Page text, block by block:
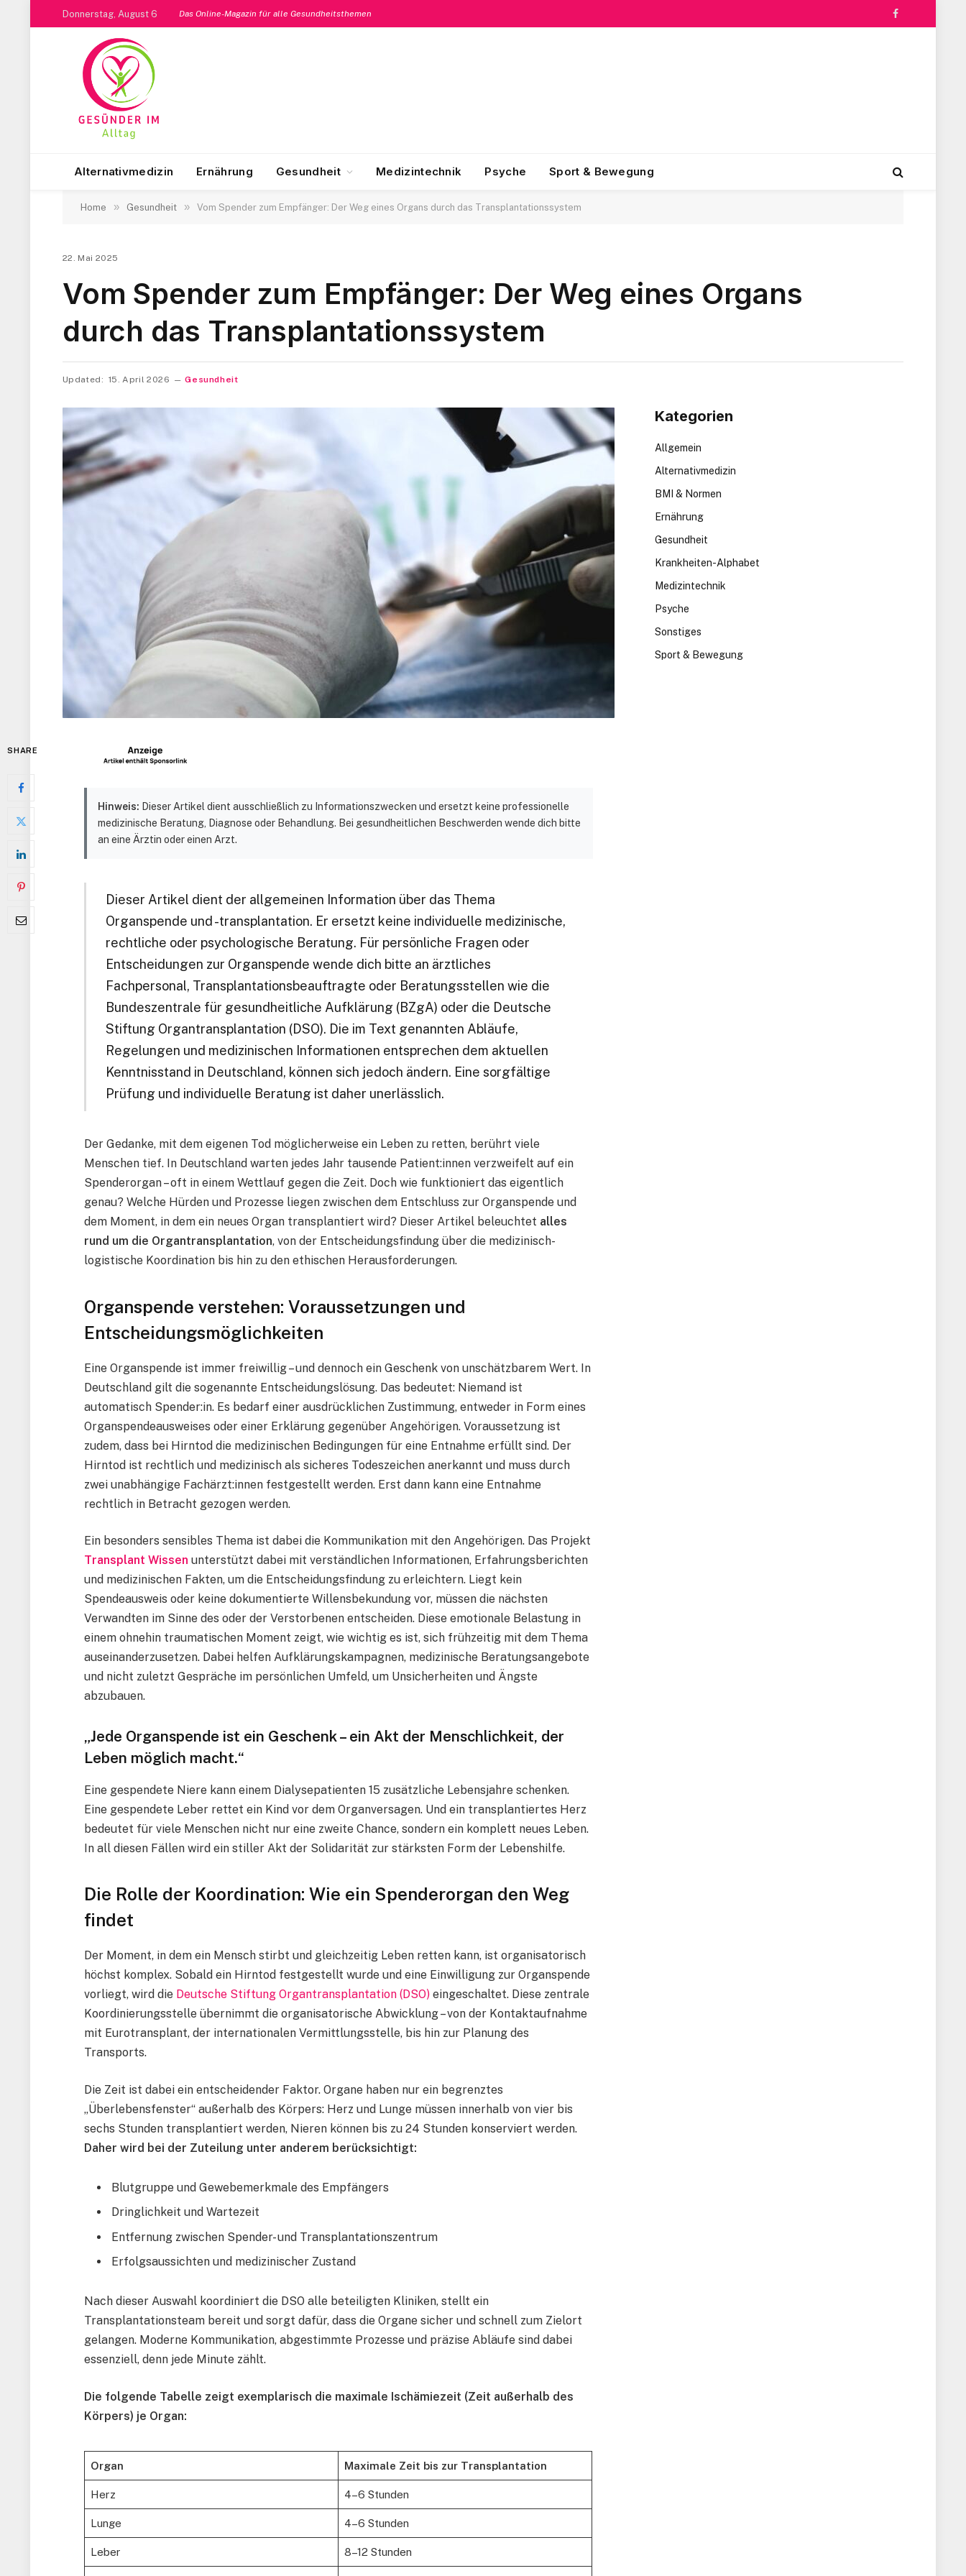
Donnerstag, August 6 Das Online-Magazin für alle Gesundheitsthemen
Facebook
Alternativmedizin Ernährung Gesundheit Medizintechnik Psyche Sport & Bewegung
Home » Gesundheit » Vom Spender zum Empfänger: Der Weg eines Organs durch das Transplantationssystem
22. Mai 2025
Vom Spender zum Empfänger: Der Weg eines Organs
durch das Transplantationssystem
Updated: 15. April 2026 Gesundheit
SHARE
Hinweis: Dieser Artikel dient ausschließlich zu Informationszwecken und ersetzt keine professionelle
medizinische Beratung, Diagnose oder Behandlung. Bei gesundheitlichen Beschwerden wende dich bitte
an eine Ärztin oder einen Arzt.
Dieser Artikel dient der allgemeinen Information über das Thema
Organspende und -transplantation. Er ersetzt keine individuelle medizinische,
rechtliche oder psychologische Beratung. Für persönliche Fragen oder
Entscheidungen zur Organspende wende dich bitte an ärztliches
Fachpersonal, Transplantationsbeauftragte oder Beratungsstellen wie die
Bundeszentrale für gesundheitliche Aufklärung (BZgA) oder die Deutsche
Stiftung Organtransplantation (DSO). Die im Text genannten Abläufe,
Regelungen und medizinischen Informationen entsprechen dem aktuellen
Kenntnisstand in Deutschland, können sich jedoch ändern. Eine sorgfältige
Prüfung und individuelle Beratung ist daher unerlässlich.
Der Gedanke, mit dem eigenen Tod möglicherweise ein Leben zu retten, berührt viele
Menschen tief. In Deutschland warten jedes Jahr tausende Patient:innen verzweifelt auf ein
Spenderorgan – oft in einem Wettlauf gegen die Zeit. Doch wie funktioniert das eigentlich
genau? Welche Hürden und Prozesse liegen zwischen dem Entschluss zur Organspende und
dem Moment, in dem ein neues Organ transplantiert wird? Dieser Artikel beleuchtet alles
rund um die Organtransplantation, von der Entscheidungsfindung über die medizinisch-
logistische Koordination bis hin zu den ethischen Herausforderungen.
Organspende verstehen: Voraussetzungen und
Entscheidungsmöglichkeiten
Eine Organspende ist immer freiwillig – und dennoch ein Geschenk von unschätzbarem Wert. In
Deutschland gilt die sogenannte Entscheidungslösung. Das bedeutet: Niemand ist
automatisch Spender:in. Es bedarf einer ausdrücklichen Zustimmung, entweder in Form eines
Organspendeausweises oder einer Erklärung gegenüber Angehörigen. Voraussetzung ist
zudem, dass bei Hirntod die medizinischen Bedingungen für eine Entnahme erfüllt sind. Der
Hirntod ist rechtlich und medizinisch als sicheres Todeszeichen anerkannt und muss durch
zwei unabhängige Fachärzt:innen festgestellt werden. Erst dann kann eine Entnahme
rechtlich in Betracht gezogen werden.
Ein besonders sensibles Thema ist dabei die Kommunikation mit den Angehörigen. Das Projekt
Transplant Wissen unterstützt dabei mit verständlichen Informationen, Erfahrungsberichten
und medizinischen Fakten, um die Entscheidungsfindung zu erleichtern. Liegt kein
Spendeausweis oder keine dokumentierte Willensbekundung vor, müssen die nächsten
Verwandten im Sinne des oder der Verstorbenen entscheiden. Diese emotionale Belastung in
einem ohnehin traumatischen Moment zeigt, wie wichtig es ist, sich frühzeitig mit dem Thema
auseinanderzusetzen. Dabei helfen Aufklärungskampagnen, medizinische Beratungsangebote
und nicht zuletzt Gespräche im persönlichen Umfeld, um Unsicherheiten und Ängste
abzubauen.
„Jede Organspende ist ein Geschenk – ein Akt der Menschlichkeit, der
Leben möglich macht.“
Eine gespendete Niere kann einem Dialysepatienten 15 zusätzliche Lebensjahre schenken.
Eine gespendete Leber rettet ein Kind vor dem Organversagen. Und ein transplantiertes Herz
bedeutet für viele Menschen nicht nur eine zweite Chance, sondern ein komplett neues Leben.
In all diesen Fällen wird ein stiller Akt der Solidarität zur stärksten Form der Lebenshilfe.
Die Rolle der Koordination: Wie ein Spenderorgan den Weg
findet
Der Moment, in dem ein Mensch stirbt und gleichzeitig Leben retten kann, ist organisatorisch
höchst komplex. Sobald ein Hirntod festgestellt wurde und eine Einwilligung zur Organspende
vorliegt, wird die Deutsche Stiftung Organtransplantation (DSO) eingeschaltet. Diese zentrale
Koordinierungsstelle übernimmt die organisatorische Abwicklung – von der Kontaktaufnahme
mit Eurotransplant, der internationalen Vermittlungsstelle, bis hin zur Planung des
Transports.
Die Zeit ist dabei ein entscheidender Faktor. Organe haben nur ein begrenztes
„Überlebensfenster“ außerhalb des Körpers: Herz und Lunge müssen innerhalb von vier bis
sechs Stunden transplantiert werden, Nieren können bis zu 24 Stunden konserviert werden.
Daher wird bei der Zuteilung unter anderem berücksichtigt:
Blutgruppe und Gewebemerkmale des Empfängers
Dringlichkeit und Wartezeit
Entfernung zwischen Spender- und Transplantationszentrum
Erfolgsaussichten und medizinischer Zustand
Nach dieser Auswahl koordiniert die DSO alle beteiligten Kliniken, stellt ein
Transplantationsteam bereit und sorgt dafür, dass die Organe sicher und schnell zum Zielort
gelangen. Moderne Kommunikation, abgestimmte Prozesse und präzise Abläufe sind dabei
essenziell, denn jede Minute zählt.
Die folgende Tabelle zeigt exemplarisch die maximale Ischämiezeit (Zeit außerhalb des
Körpers) je Organ:
Organ Maximale Zeit bis zur Transplantation
Herz 4–6 Stunden
Lunge 4–6 Stunden
Leber 8–12 Stunden
Kategorien
Allgemein
Alternativmedizin
BMI & Normen
Ernährung
Gesundheit
Krankheiten-Alphabet
Medizintechnik
Psyche
Sonstiges
Sport & Bewegung